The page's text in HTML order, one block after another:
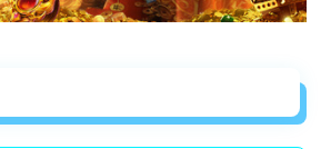
查看详情